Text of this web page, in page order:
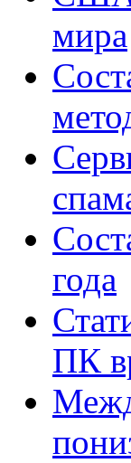
мира
года
ПК